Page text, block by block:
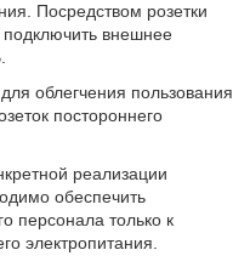
Посредством розетки
подключить внешнее
облегчения пользования
постороннего
реализации
обеспечить
персонала только к
электропитания.